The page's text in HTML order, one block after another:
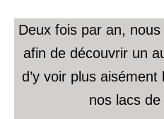
Deux fois par an,
afin de découvrir un
d’y voir plus
nos lacs